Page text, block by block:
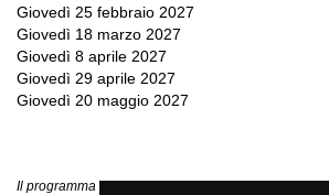
Giovedì 25 febbraio 2027
Giovedì 18 marzo 2027
Giovedì 8 aprile 2027
Giovedì 29 aprile 2027
Giovedì 20 maggio 2027
Il programma potrebbe subire variazioni, si consiglia